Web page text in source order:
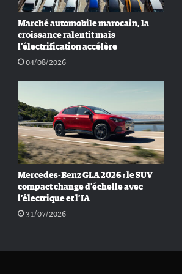
Marché automobile marocain, la
croissance ralentit mais
l’électrification accélère
04/08/2026
Mercedes-Benz GLA 2026 : le SUV
compact change d’échelle avec
l’électrique et l’IA
31/07/2026